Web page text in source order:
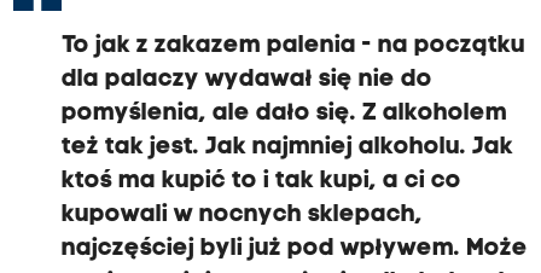
To jak z zakazem palenia - na początku
dla palaczy wydawał się nie do
pomyślenia, ale dało się. Z alkoholem
też tak jest. Jak najmniej alkoholu. Jak
ktoś ma kupić to i tak kupi, a ci co
kupowali w nocnych sklepach,
najczęściej byli już pod wpływem. Może